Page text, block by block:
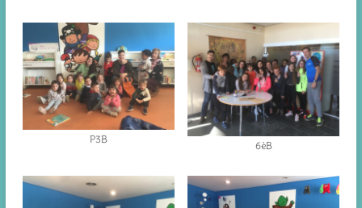
P3B
6èB